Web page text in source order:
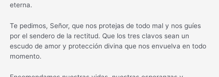
eterna.
Te pedimos, Señor, que nos protejas de todo mal y nos guíes
por el sendero de la rectitud. Que los tres clavos sean un
escudo de amor y protección divina que nos envuelva en todo
momento.